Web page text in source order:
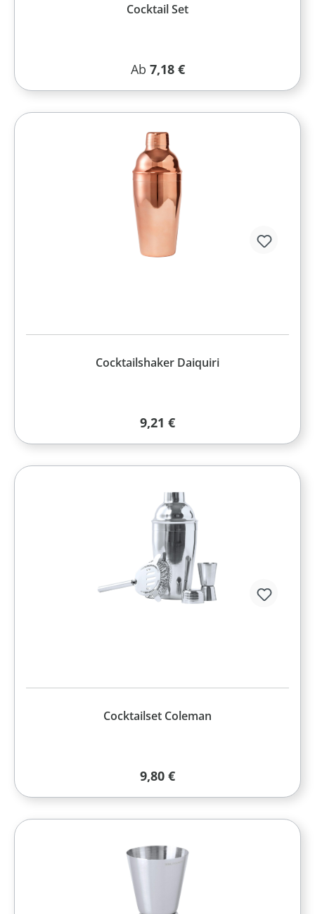
Cocktail Set
Regulärer Preis:
Ab 7,18 €
Cocktailshaker Daiquiri
Regulärer Preis:
9,21 €
Cocktailset Coleman
Regulärer Preis:
9,80 €